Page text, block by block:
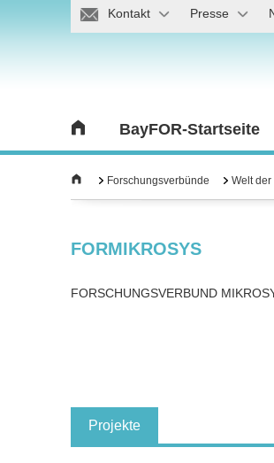
Kontakt Presse
BayFOR-Startseite
Forschungsverbünde Welt der
FORMIKROSYS
FORSCHUNGSVERBUND
Projekte